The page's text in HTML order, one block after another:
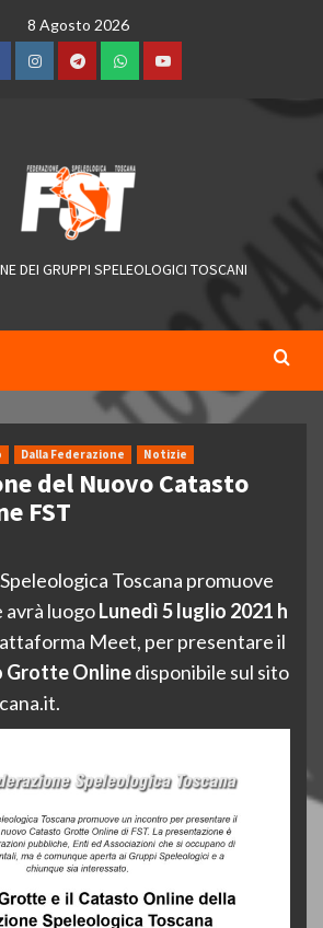
8 Agosto 2026
InstagramTelegramWhatsAppYouTube
DEI GRUPPI SPELEOLOGICI TOSCANI
Dalla Federazione Notizie
del Nuovo Catasto
FST
Toscana promuove
avrà luogoLunedì 5 luglio 2021 h
Meet, per presentare il
Grotte Onlinedisponibile sul sito